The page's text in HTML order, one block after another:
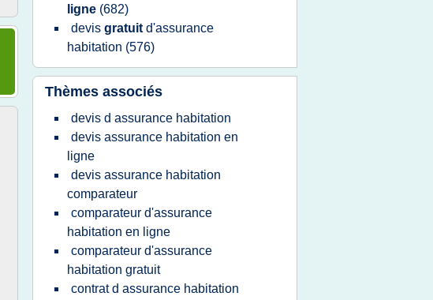
ligne (682)
devis gratuit d'assurance
habitation (576)
Thèmes associés
devis d assurance habitation
devis assurance habitation en
ligne
devis assurance habitation
comparateur
comparateur d'assurance
habitation en ligne
comparateur d'assurance
habitation gratuit
contrat d assurance habitation